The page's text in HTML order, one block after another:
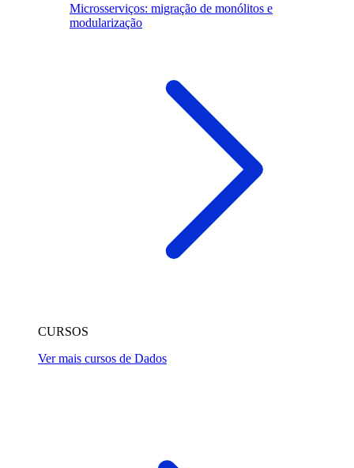
Microsserviços: migração de monólitos e
modularização
CURSOS
Ver mais cursos de Dados